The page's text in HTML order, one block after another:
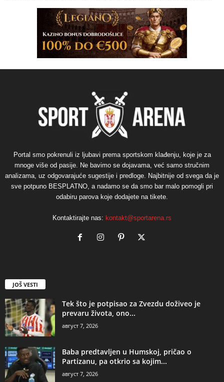
Portal smo pokrenuli iz ljubavi prema sportskom klađenju, koje je za
mnoge više od pasije. Ne bavimo se dojavama, već samo stručnim
analizama, uz odgovarajuće sugestije i predloge. Najbitnije od svega da je
sve potpuno BESPLATNO, a nadamo se da smo bar malo pomogli pri
odabiru parova koje dodajete na tikete.
Kontaktirajte nas: kontakt@sportarena.rs
JOŠ VESTI
Tek što je potpisao za Zvezdu doživeo je
prevaru života, ono...
август 7, 2026
Baba predtavljen u Humskoj, pričao o
Partizanu, pa otkrio sa kojim...
август 7, 2026